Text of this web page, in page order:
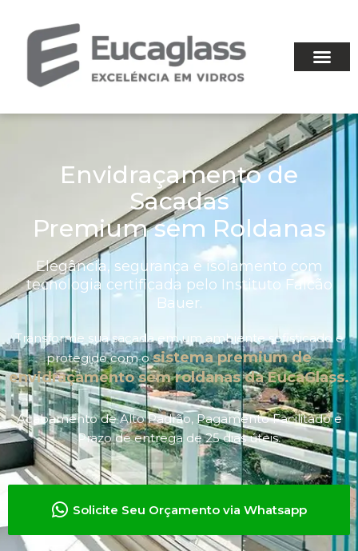
Envidraçamento de
Sacadas
Premium sem Roldanas
Elegância, segurança e isolamento com
tecnologia certificada pelo Instituto Falcão
Bauer.
Transforme sua sacada em um ambiente sofisticado e
protegido com osistema premium de
envidraçamento sem roldanas da EucaGlass.
Acabamento de Alto Padrão, Pagamento Facilitado e
Prazo de entrega de 25 dias úteis.
Solicite Seu Orçamento via Whatsapp